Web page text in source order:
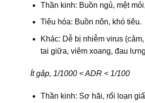
Thần kinh: Buồn ngủ, mệt
Tiêu hóa: Buồn nôn, khó tiêu.
Khác: Dễ bị nhiễm virus
tai giữa, viêm xoang, đau
Ít gặp, 1/1000 < ADR < 1/100
Thần kinh: Sợ hãi, rối loạn